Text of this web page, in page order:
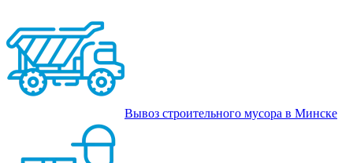
Вывоз строительного мусора в Минске